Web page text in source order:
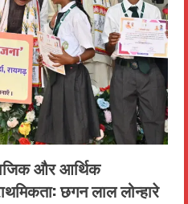
और आर्थिक
छगन लाल लोन्हारे